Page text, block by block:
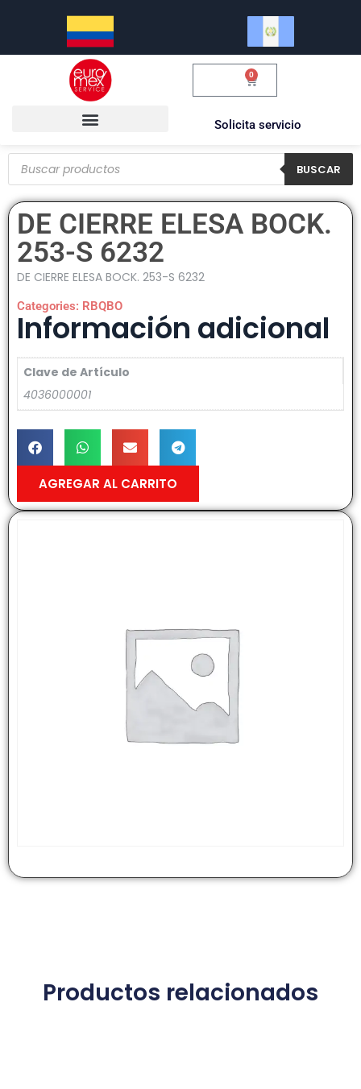
0
Solicita servicio
BUSCAR
DE CIERRE ELESA BOCK.
253-S 6232
DE CIERRE ELESA BOCK. 253-S 6232
Categories: RBQBO
Información adicional
Clave de Artículo
4036000001
AGREGAR AL CARRITO
Productos relacionados